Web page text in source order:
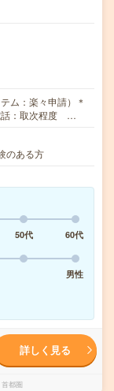
ム：楽々申請）＊
話：取次程度 …
のある方
50代
60代
男性
詳しく見る
都圏